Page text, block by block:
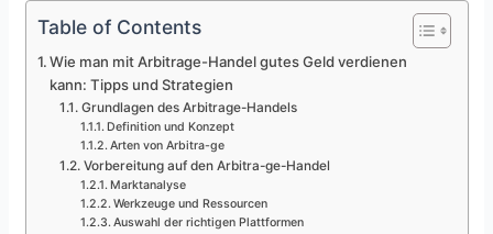
Table of Contents
Wie man mit Arbitrage-Handel gutes Geld verdienen
kann: Tipps und Strategien
Grundlagen des Arbitrage-Handels
Definition und Konzept
Arten von Arbitra-ge
Vorbereitung auf den Arbitra-ge-Handel
Marktanalyse
Werkzeuge und Ressourcen
Auswahl der richtigen Plattformen